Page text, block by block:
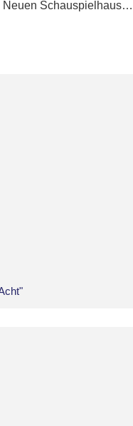
Neuen Schauspielhaus…